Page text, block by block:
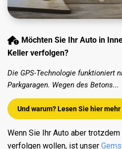
Möchten Sie Ihr Auto in
Keller verfolgen?
Die GPS-Technologie funktioniert
Parkgaragen. Wegen des Betons...
Und warum? Lesen Sie hier mehr
Wenn Sie Ihr Auto aber
verfolgen wollen, ist unser